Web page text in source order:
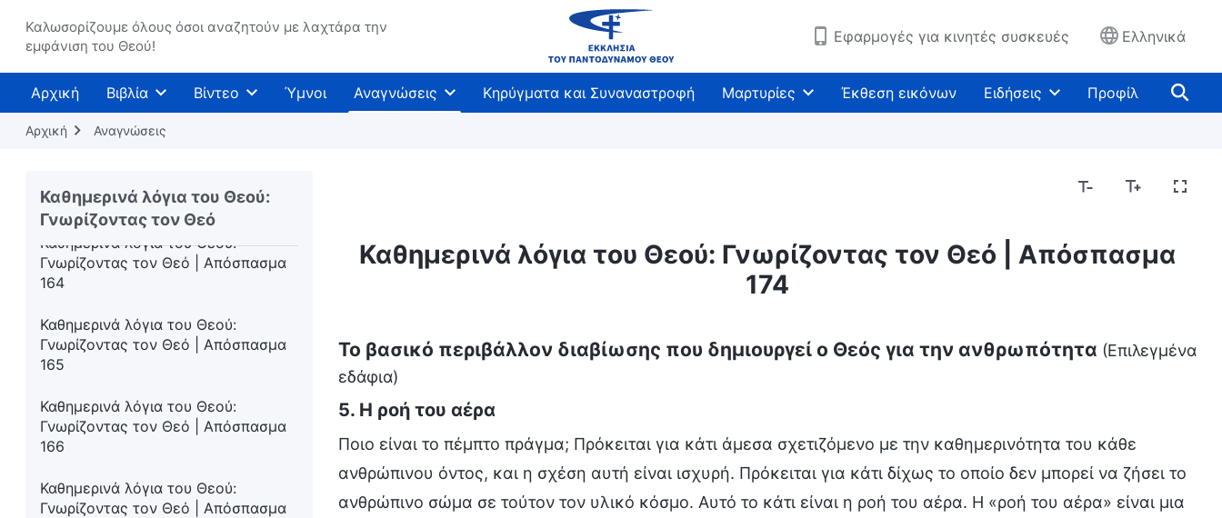
Καλωσορίζουμε όλους όσοι αναζητούν με λαχτάρα την
εμφάνιση του Θεού!
Εφαρμογές για κινητές συσκευές Ελληνικά
Αρχική Βιβλία Βίντεο Ύμνοι Αναγνώσεις Κηρύγματα και Συναναστροφή Μαρτυρίες Έκθεση εικόνων Ειδήσεις Προφίλ
Αρχική Αναγνώσεις
Καθημερινά λόγια του Θεού:
Γνωρίζοντας τον Θεό
Γνωρίζοντας τον Θεό | Απόσπασμα
161
Γνωρίζοντας τον Θεό | Απόσπασμα
163
Καθημερινά λόγια του Θεού:
Γνωρίζοντας τον Θεό | Απόσπασμα
164
Καθημερινά λόγια του Θεού:
Γνωρίζοντας τον Θεό | Απόσπασμα
165
Καθημερινά λόγια του Θεού:
Γνωρίζοντας τον Θεό | Απόσπασμα
166
Καθημερινά λόγια του Θεού:
Γνωρίζοντας τον Θεό | Απόσπασμα
Καθημερινά λόγια του Θεού: Γνωρίζοντας τον Θεό | Απόσπασμα
174
Το βασικό περιβάλλον διαβίωσης που δημιουργεί ο Θεός για την ανθρωπότητα (Επιλεγμένα
εδάφια)
5. Η ροή του αέρα
Ποιο είναι το πέμπτο πράγμα; Πρόκειται για κάτι άμεσα σχετιζόμενο με την καθημερινότητα του κάθε
ανθρώπινου όντος, και η σχέση αυτή είναι ισχυρή. Πρόκειται για κάτι δίχως το οποίο δεν μπορεί να ζήσει το
ανθρώπινο σώμα σε τούτον τον υλικό κόσμο. Αυτό το κάτι είναι η ροή του αέρα. Η «ροή του αέρα» είναι μια